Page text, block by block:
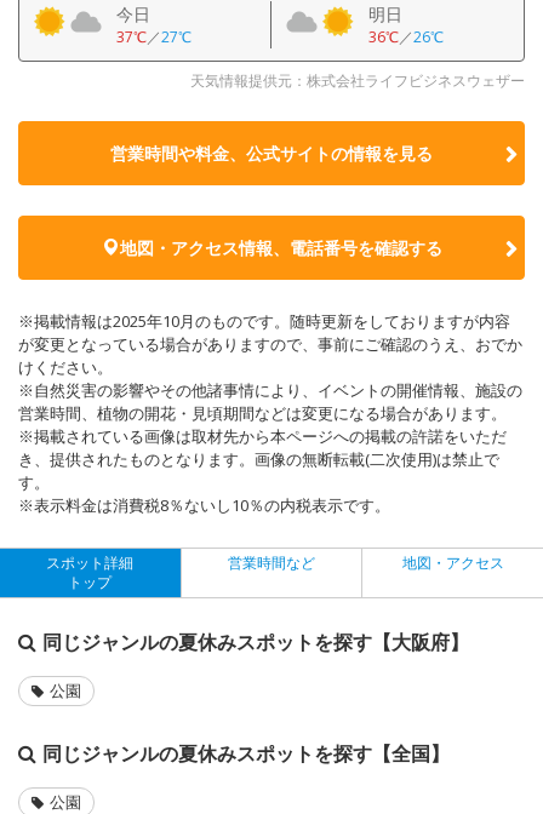
今日
37℃／27℃
明日
36℃／26℃
天気情報提供元：株式会社ライフビジネスウェザー
営業時間や料金、公式サイトの情報を見る
地図・アクセス情報、電話番号を確認する
※掲載情報は2025年10月のものです。随時更新をしておりますが内容
が変更となっている場合がありますので、事前にご確認のうえ、おでか
けください。
※自然災害の影響やその他諸事情により、イベントの開催情報、施設の
営業時間、植物の開花・見頃期間などは変更になる場合があります。
※掲載されている画像は取材先から本ページへの掲載の許諾をいただ
き、提供されたものとなります。画像の無断転載(二次使用)は禁止で
す。
※表示料金は消費税8％ないし10％の内税表示です。
スポット詳細
トップ
営業時間など 地図・アクセス
同じジャンルの夏休みスポットを探す【大阪府】
公園
同じジャンルの夏休みスポットを探す【全国】
公園